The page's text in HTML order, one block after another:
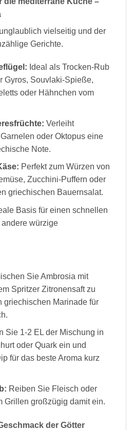
vielseitig und der
Gerichte.
Ideal als Trocken-Rub
Gyros, Souvlaki-Spieße,
oder Hähnchen vom
Verleiht
oder Oktopus eine
Note.
Perfekt zum Würzen von
Zucchini-Puffern oder
griechischen Bauernsalat.
Basis für einen schnellen
würzige
Sie Ambrosia mit
Spritzer Zitronensaft zu
griechischen Marinade für
Sie 1-2 EL der Mischung in
oder Quark ein und
für das beste Aroma kurz
Reiben Sie Fleisch oder
Grillen großzügig damit ein.
der Götter